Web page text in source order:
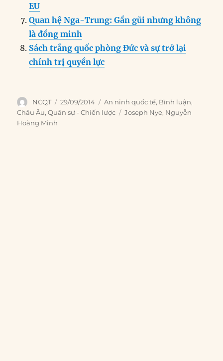
EU
Quan hệ Nga-Trung: Gần gũi nhưng không
là đồng minh
Sách trắng quốc phòng Đức và sự trở lại
chính trị quyền lực
Author
NCQT
Posted
on
29/09/2014 Categories
An ninh quốc tế, Bình luận,
Châu Âu,Quân sự - Chiến lược Tags
Joseph Nye, Nguyễn
Hoàng Minh